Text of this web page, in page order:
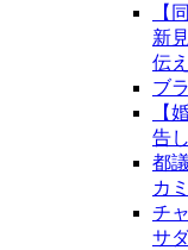
【
新
伝え
ブ
【
告
都
カ
チ
サ